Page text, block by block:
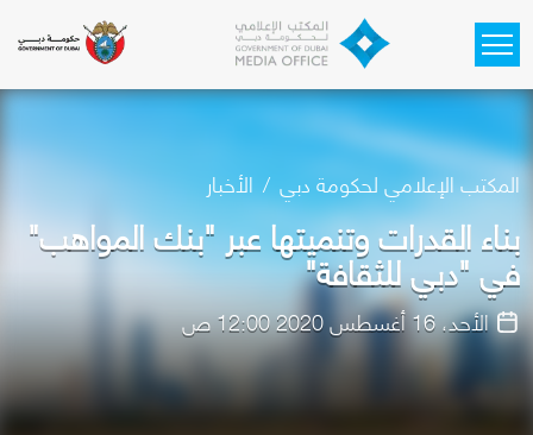
المكتب الإعلامي لحكومة دبي الأخبار
بناء القدرات وتنميتها عبر "بنك المواهب"
في "دبي للثقافة"
الأحد، 16 أغسطس 2020 12:00 ص